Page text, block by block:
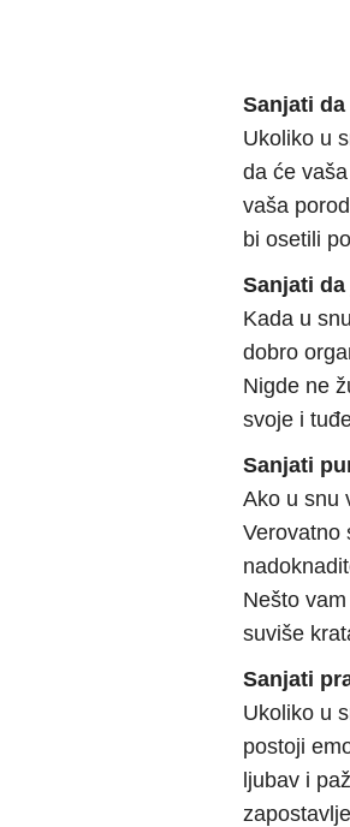
Sanjati
Ukoliko u
da će
vaša
bi osetili
Sanjati
Kada u
dobro
Nigde ne
svoje i
Sanjati
Ako u snu
Verovatno
Nešto
suviše
Sanjati
Ukoliko u
postoji
ljubav i